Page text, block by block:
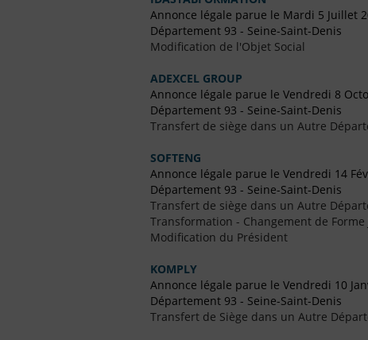
Annonce légale parue le Mardi 5 Juillet
Département 93 - Seine-Saint-Denis
Modification de l'Objet Social
ADEXCEL GROUP
Annonce légale parue le Vendredi 8
Département 93 - Seine-Saint-Denis
Transfert de siège dans un Autre
SOFTENG
Annonce légale parue le Vendredi 14
Département 93 - Seine-Saint-Denis
Transfert de siège dans un Autre
Transformation - Changement de
Modification du Président
KOMPLY
Annonce légale parue le Vendredi 10
Département 93 - Seine-Saint-Denis
Transfert de Siège dans un Autre